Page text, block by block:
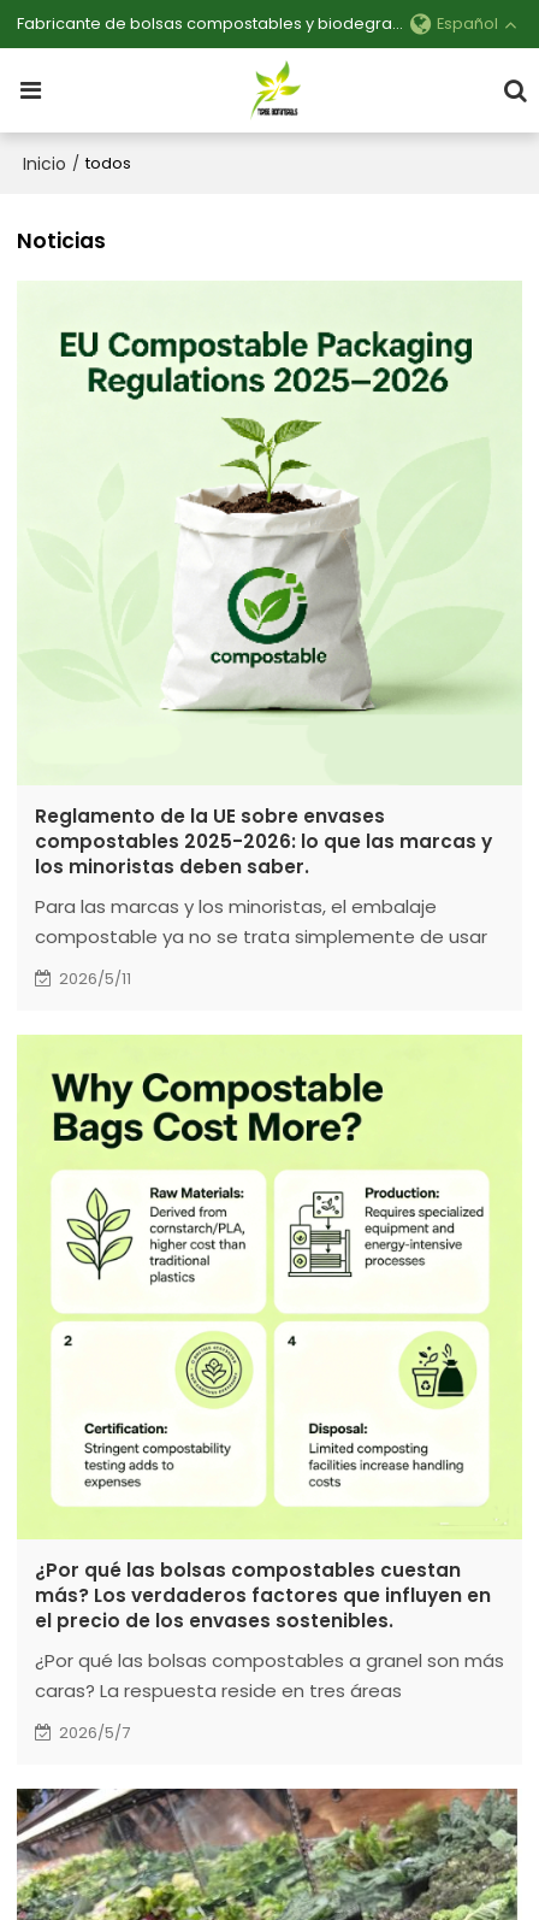
Fabricante de bolsas compostables y biodegradables personalizables Español
Inicio / todos
Noticias
Reglamento de la UE sobre envases
compostables 2025-2026: lo que las marcas y
los minoristas deben saber.
Para las marcas y los minoristas, el embalaje
compostable ya no se trata simplemente de usar
materiales “ecológicos”. La atención se centra
responsabilidad integral del ciclo de vida del
producto.
2026/5/11
¿Por qué las bolsas compostables cuestan
más? Los verdaderos factores que influyen en
el precio de los envases sostenibles.
¿Por qué las bolsas compostables a granel son más
caras? La respuesta reside en tres áreas
interconectadas: la química de la materia prima, los
2026/5/7